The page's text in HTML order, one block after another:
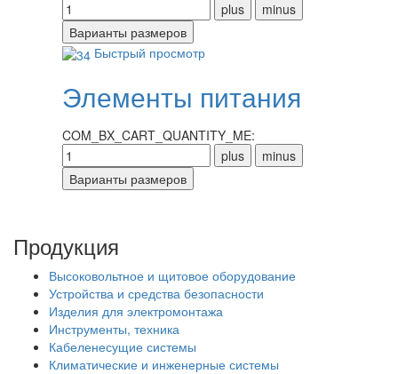
Быстрый просмотр
Элементы питания
COM_BX_CART_QUANTITY_ME:
Продукция
Высоковольтное и щитовое оборудование
Устройства и средства безопасности
Изделия для электромонтажа
Инструменты, техника
Кабеленесущие системы
Климатические и инженерные системы